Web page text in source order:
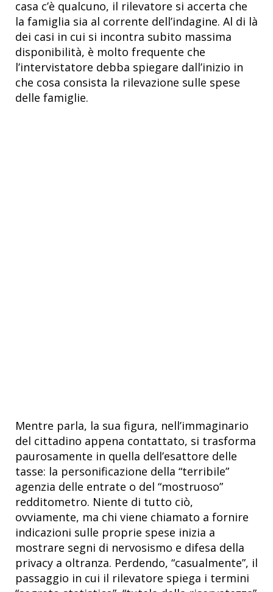
casa c’è qualcuno, il rilevatore si accerta che
la famiglia sia al corrente dell’indagine. Al di là
dei casi in cui si incontra subito massima
disponibilità, è molto frequente che
l’intervistatore debba spiegare dall’inizio in
che cosa consista la rilevazione sulle spese
delle famiglie.
Mentre parla, la sua figura, nell’immaginario
del cittadino appena contattato, si trasforma
paurosamente in quella dell’esattore delle
tasse: la personificazione della “terribile”
agenzia delle entrate o del “mostruoso”
redditometro. Niente di tutto ciò,
ovviamente, ma chi viene chiamato a fornire
indicazioni sulle proprie spese inizia a
mostrare segni di nervosismo e difesa della
privacy a oltranza. Perdendo, “casualmente”, il
passaggio in cui il rilevatore spiega i termini